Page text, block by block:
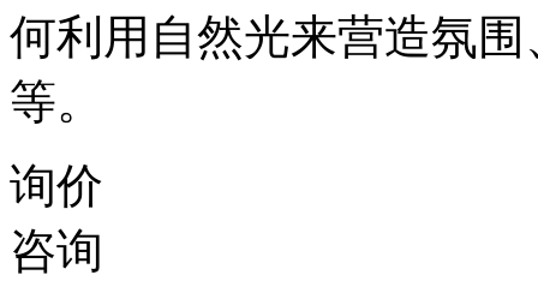
何利用自然光来营造氛
等。
询价
咨询